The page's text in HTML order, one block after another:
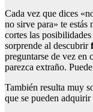
Cada vez que dices
no sirve para» te
cortes las
sorprende al descubrir
preguntarse de vez en
parezca extraño.
También resulta muy
que se pueden